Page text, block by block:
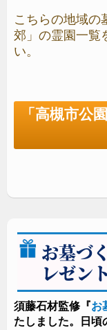
最新技術を用い
は造形の陰影を
を際立たせます。
デザ
こちらの地域の
郊」の霊園一覧
い。
「高槻市公
お墓づ
レゼント
須藤石材監修『お
たしました。日頃